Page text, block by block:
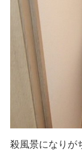
殺風景になりが